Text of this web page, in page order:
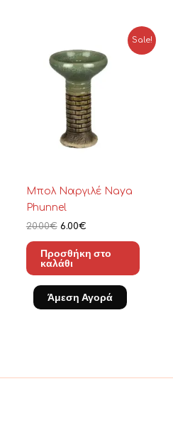
Sale!
Mπολ Ναργιλέ Naya
Phunnel
20.00€
was:
20.00€.
6.00€
τρέχουσα
τιμή
είναι:
6.00€.
Προσθήκη στο
καλάθι
Άμεση Αγορά